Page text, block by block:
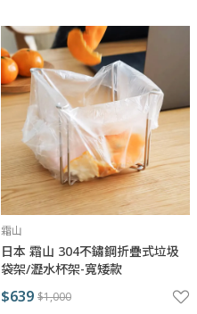
霜山
日本 霜山 304不鏽鋼折疊式垃圾
袋架/瀝水杯架-寬矮款
$639 $1,000